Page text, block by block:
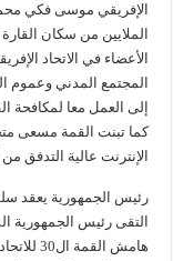
الإفريقي موسى فكي
الملايين من سكان القارة
الأعضاء في الاتحاد
المجتمع المدني وعموم
إلى العمل معا لمكافحة الفساد سنة
كما تبنت القمة مسعى
الإنترنت عالية التدفق
رئيس الجمهورية يعقد
التقى رئيس الجمهورية
هامش